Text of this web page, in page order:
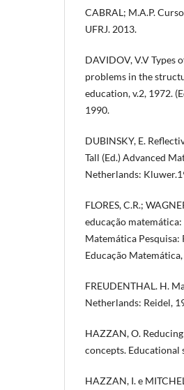
CABRAL; M.A.P.
UFRJ. 2013.
DAVIDOV, V.V Types
problems in the
education, v.2, 1972.
1990.
DUBINSKY, E.
Tall (Ed.) Advanced
Netherlands:
FLORES, C.R.;
educação
Matemática Pesquisa:
Educação Matemática,
FREUDENTHAL. H.
Netherlands: Reidel,
HAZZAN, O.
concepts. Educational
HAZZAN, I. e